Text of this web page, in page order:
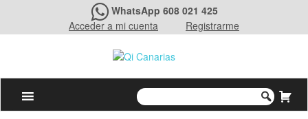
WhatsApp 608 021 425
Acceder a mi cuenta
Registrarme